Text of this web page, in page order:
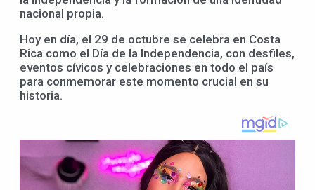
nacional propia.
Hoy en día, el 29 de octubre se celebra en Costa
Rica como el Día de la Independencia, con desfiles,
eventos cívicos y celebraciones en todo el país
para conmemorar este momento crucial en su
historia.